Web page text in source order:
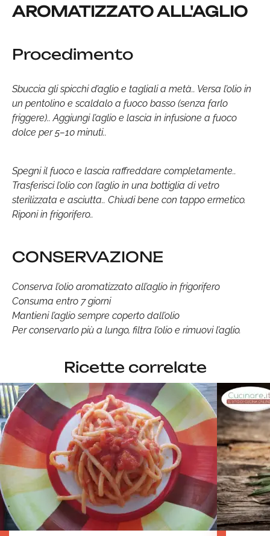
AROMATIZZATO ALL'AGLIO
Procedimento
Sbuccia gli spicchi d’aglio e tagliali a metà.. Versa l’olio in
un pentolino e scaldalo a fuoco basso (senza farlo
friggere).. Aggiungi l’aglio e lascia in infusione a fuoco
dolce per 5–10 minuti..
Spegni il fuoco e lascia raffreddare completamente..
Trasferisci l’olio con l’aglio in una bottiglia di vetro
sterilizzata e asciutta.. Chiudi bene con tappo ermetico.
Riponi in frigorifero..
CONSERVAZIONE
Conserva l’olio aromatizzato all’aglio in frigorifero
Consuma entro 7 giorni
Mantieni l’aglio sempre coperto dall’olio
Per conservarlo più a lungo, filtra l’olio e rimuovi l’aglio.
Ricette correlate